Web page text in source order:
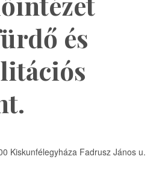
és
Kiskunfélegyháza Fadrusz János u.